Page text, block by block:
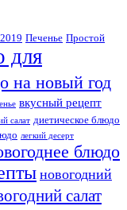
Печенье Простой
для
на новый год
вкусный рецепт
салат диетическое блюдо
легкий десерт
блюдо
новогодний
салат